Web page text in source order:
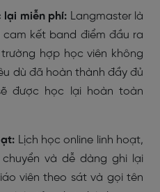
lại miễn phí: Langmaster là
kết band điểm đầu ra
hợp học viên không
dù đã hoàn thành đầy đủ
được học lại hoàn toàn
Lịch học online linh hoạt,
và dễ dàng ghi lại
viên theo sát và gọi tên